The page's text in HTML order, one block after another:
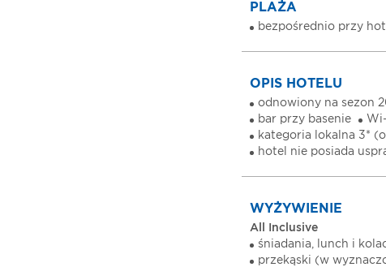
PLAŻA
bezpośrednio przy
OPIS HOTELU
odnowiony na sezon
bar przy basenie
kategoria lokalna 3*
hotel nie posiada
WYŻYWIENIE
All Inclusive
śniadania, lunch i
przekąski (w